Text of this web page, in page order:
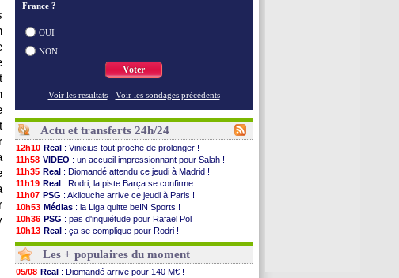
France ?
OUI
NON
Voter
Voir les resultats - Voir les sondages précédents
Actu et transferts 24h/24
12h10 Real : Vinicius tout proche de prolonger !
11h58 VIDEO : un accueil impressionnant pour Salah !
11h35 Real : Diomandé attendu ce jeudi à Madrid !
11h19 Real : Rodri, la piste Barça se confirme
11h07 PSG : Akliouche arrive ce jeudi à Paris !
10h53 Médias : la Liga quitte beIN Sports !
10h36 PSG : pas d'inquiétude pour Rafael Pol
10h13 Real : ça se complique pour Rodri !
09h51 Barça: Ferran Torres donne son feu vert au ...
09h32
FIFA: des excuses après le projet
09h11 Abha: c'est fait pour Fekir (officiel)
Les + populaires du moment
05/08 Real : Diomandé arrive pour 140 M€ !